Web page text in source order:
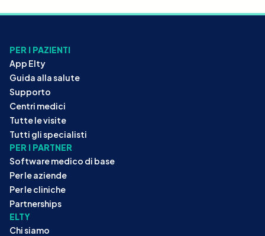
PER I PAZIENTI
App Elty
Guida alla salute
Supporto
Centri medici
Tutte le visite
Tutti gli specialisti
PER I PARTNER
Software medico di base
Per le aziende
Per le cliniche
Partnerships
ELTY
Chi siamo